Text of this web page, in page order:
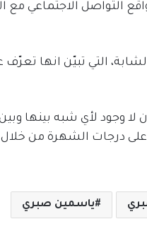
التواصل الاجتماعي مع
التي تبيّن انها
وجود لأي شبه بينها وبين
درجات الشهرة من خلال
ياسمين صبري